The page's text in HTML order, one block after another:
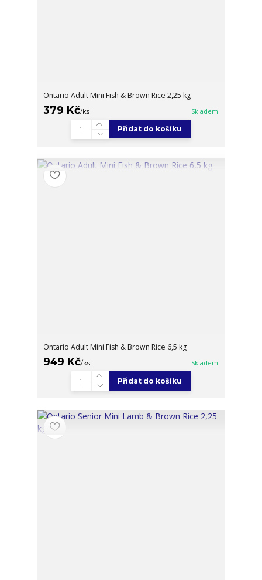
Ontario Adult Mini Fish & Brown Rice 2,25 kg
379 Kč/ks Skladem
Přidat do košíku
Ontario Adult Mini Fish & Brown Rice 6,5 kg
949 Kč/ks Skladem
Přidat do košíku